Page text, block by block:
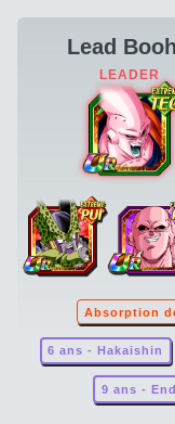
Lead
Absorption
6 ans - Hakaishin
9 ans -